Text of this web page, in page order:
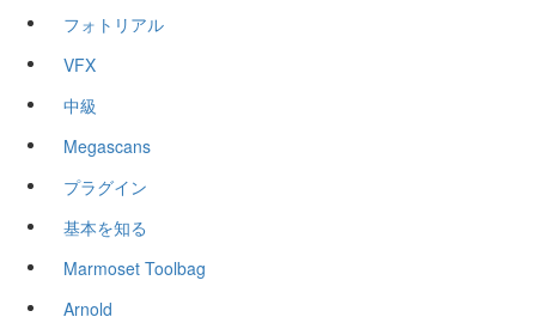
フォトリアル
VFX
中級
Megascans
プラグイン
基本を知る
Marmoset Toolbag
Arnold